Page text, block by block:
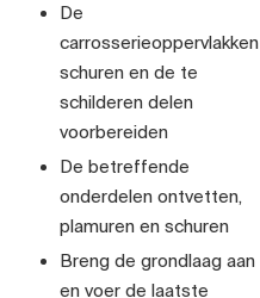
De
carrosserieoppervlakken
schuren en de te
schilderen delen
voorbereiden
De betreffende
onderdelen ontvetten,
plamuren en schuren
Breng de grondlaag aan
en voer de laatste